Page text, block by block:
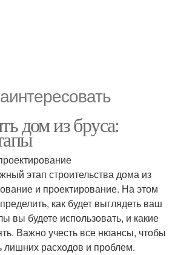
дом из бруса:
этап строительства дома из
и проектирование. На этом
как будет выглядеть ваш
вы будете использовать, и какие
Важно учесть все нюансы, чтобы
лишних расходов и проблем.